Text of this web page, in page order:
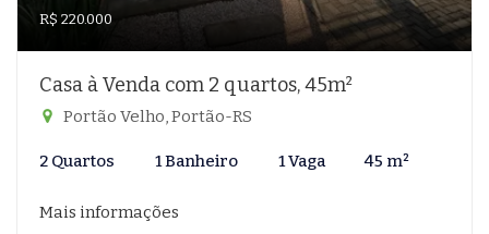
R$ 220.000
Casa à Venda com 2 quartos, 45m²
Portão Velho, Portão-RS
2 Quartos 1 Banheiro 1 Vaga 45 m²
Mais informações